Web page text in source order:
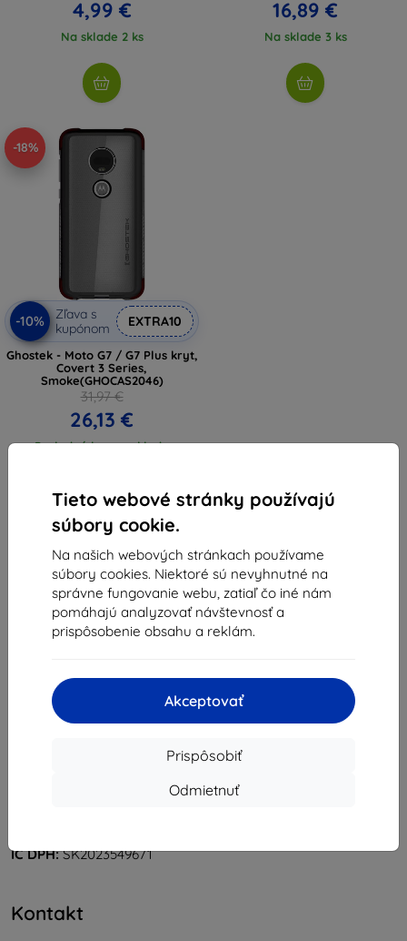
Tieto webové stránky používajú
súbory cookie.
Na našich webových stránkach používame
súbory cookies. Niektoré sú nevyhnutné na
správne fungovanie webu, zatiaľ čo iné nám
pomáhajú analyzovať návštevnosť a
prispôsobenie obsahu a reklám.
Akceptovať
Prispôsobiť
Odmietnuť
4,99 €
Na sklade 2 ks
16,89 €
Na sklade 3 ks
-18%
-10%
Zľava s
kupónom
EXTRA10
Ghostek - Moto G7 / G7 Plus kryt,
Covert 3 Series,
Smoke(GHOCAS2046)
31,97 €
26,13 €
Posledný kus na sklade
z celkom3.
Ulica Rudolfa Mocka 3750/2A
IČ DPH:SK2023549671
Kontakt